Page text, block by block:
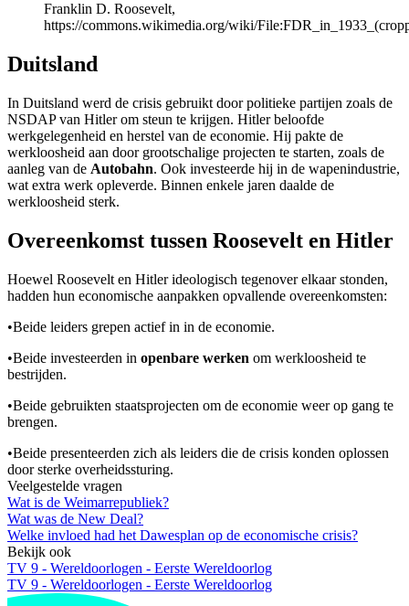
Franklin D. Roosevelt,
https://commons.wikimedia.org/wiki/
Duitsland
In Duitsland werd de crisis gebruikt door politieke partijen zoals de
NSDAP van Hitler om steun te krijgen. Hitler beloofde
werkgelegenheid en herstel van de economie. Hij pakte de
werkloosheid aan door grootschalige projecten te starten, zoals de
aanleg van de Autobahn. Ook investeerde hij in de wapenindustrie,
wat extra werk opleverde. Binnen enkele jaren daalde de
werkloosheid sterk.
Overeenkomst tussen Roosevelt en Hitler
Hoewel Roosevelt en Hitler ideologisch tegenover elkaar stonden,
hadden hun economische aanpakken opvallende overeenkomsten:
•Beide leiders grepen actief in in de economie.
•Beide investeerden in openbare werken om werkloosheid te
bestrijden.
•Beide gebruikten staatsprojecten om de economie weer op gang te
brengen.
•Beide presenteerden zich als leiders die de crisis konden oplossen
door sterke overheidssturing.
Veelgestelde vragen
Wat is de Weimarrepubliek?
Wat was de New Deal?
Welke invloed had het Dawesplan op de economische crisis?
Bekijk ook
TV 9 - Wereldoorlogen - Eerste Wereldoorlog
TV 9 - Wereldoorlogen - Eerste Wereldoorlog